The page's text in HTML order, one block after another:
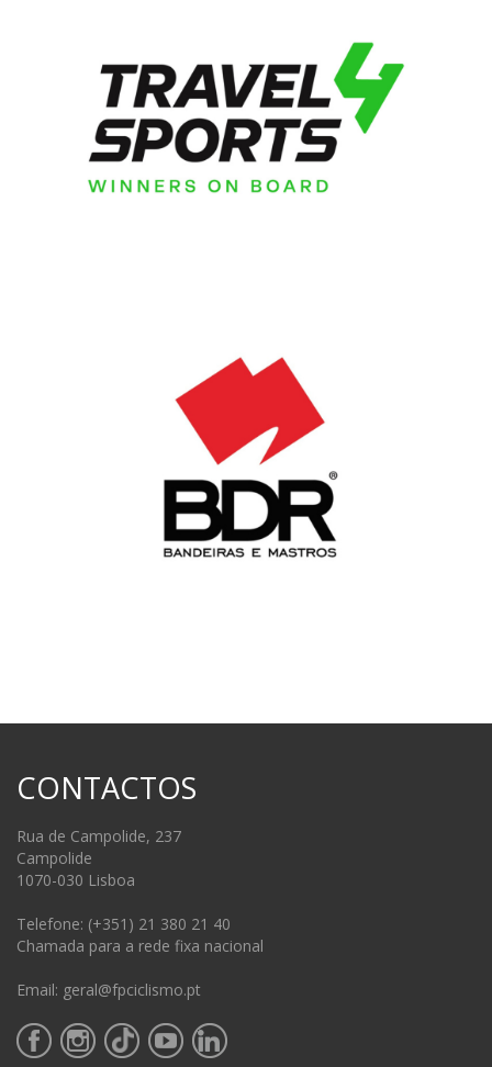
CONTACTOS
Rua de Campolide, 237
Campolide
1070-030 Lisboa
Telefone: (+351) 21 380 21 40
Chamada para a rede fixa nacional
Email: geral@fpciclismo.pt